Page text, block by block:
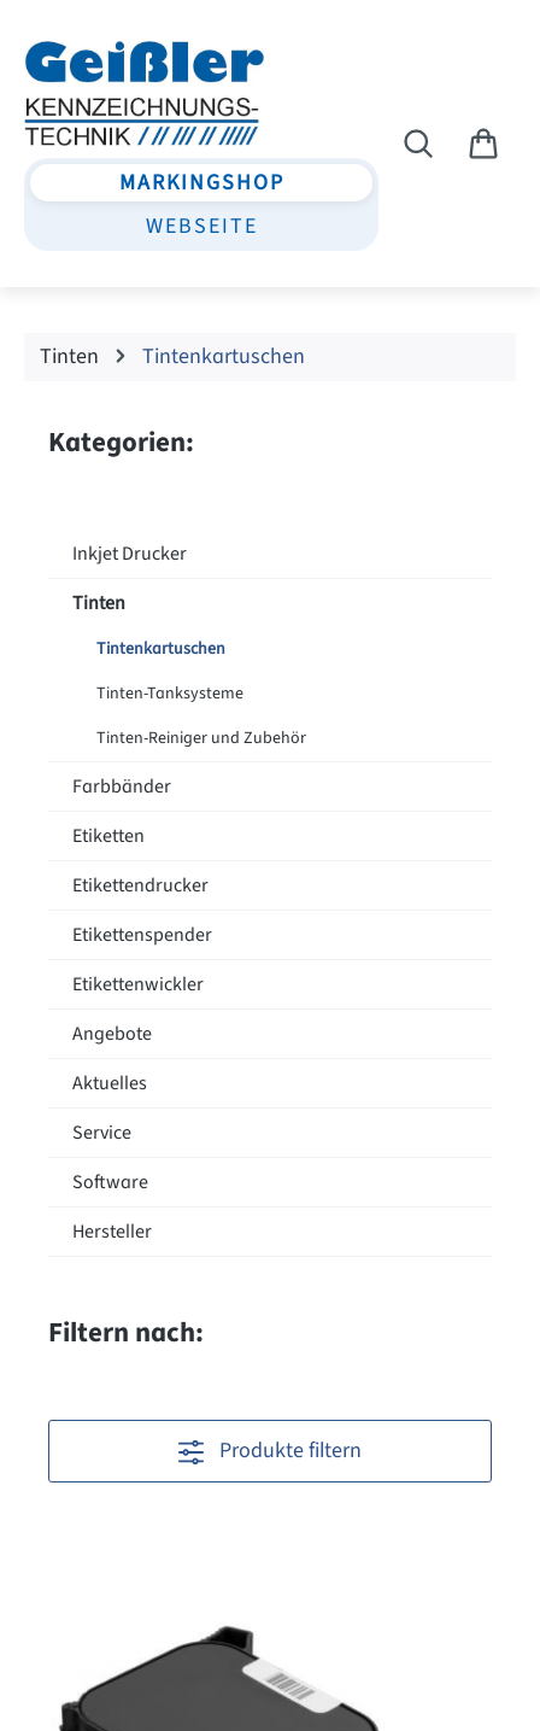
MARKINGSHOP
WEBSEITE
Tinten Tintenkartuschen
Kategorien:
Inkjet Drucker
Tinten
Tintenkartuschen
Tinten-Tanksysteme
Tinten-Reiniger und Zubehör
Farbbänder
Etiketten
Etikettendrucker
Etikettenspender
Etikettenwickler
Angebote
Aktuelles
Service
Software
Hersteller
Filtern nach:
Produkte filtern